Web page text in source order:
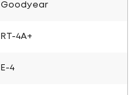
Goodyear
RT-4A+
E-4